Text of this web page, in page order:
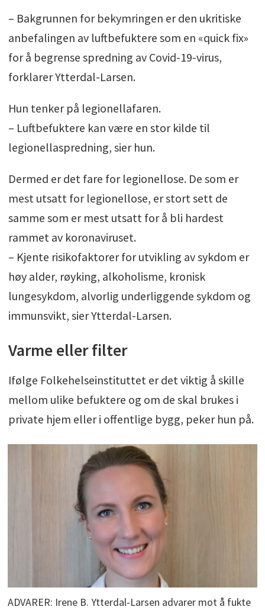
– Bakgrunnen for bekymringen er den ukritiske
anbefalingen av luftbefuktere som en «quick fix»
for å begrense spredning av Covid-19-virus,
forklarer Ytterdal-Larsen.
Hun tenker på legionellafaren.
– Luftbefuktere kan være en stor kilde til
legionellaspredning, sier hun.
Dermed er det fare for legionellose. De som er
mest utsatt for legionellose, er stort sett de
samme som er mest utsatt for å bli hardest
rammet av koronaviruset.
– Kjente risikofaktorer for utvikling av sykdom er
høy alder, røyking, alkoholisme, kronisk
lungesykdom, alvorlig underliggende sykdom og
immunsvikt, sier Ytterdal-Larsen.
Varme eller filter
Ifølge Folkehelseinstituttet er det viktig å skille
mellom ulike befuktere og om de skal brukes i
private hjem eller i offentlige bygg, peker hun på.
ADVARER: Irene B. Ytterdal-Larsen advarer mot å fukte